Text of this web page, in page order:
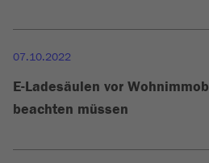
07.10.2022
E-Ladesäulen vor
beachten müssen